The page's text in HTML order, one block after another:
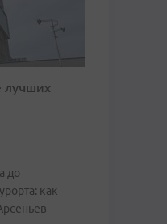
лучших
до
как